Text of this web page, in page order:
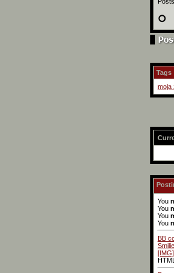
Tags
moja
You
You
You
You
BB
[IMG]